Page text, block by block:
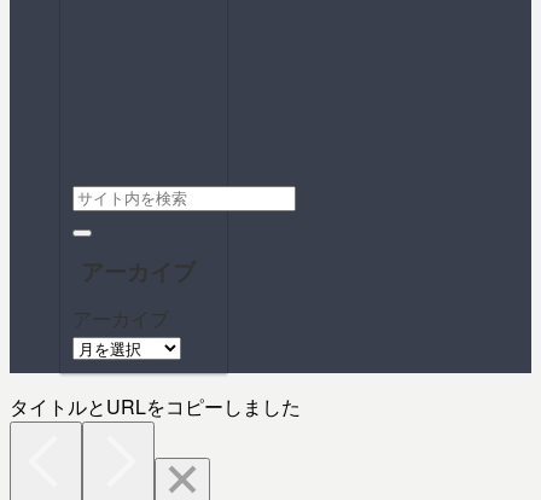
アーカイブ
アーカイブ
タイトルとURLをコピーしました